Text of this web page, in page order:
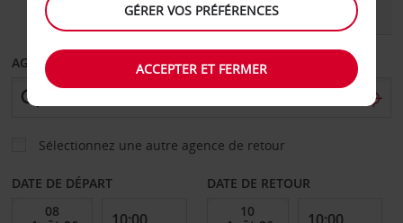
UTILITAIRE
AGENCE DE DÉPART
Sélectionnez une autre agence de retour
DATE DE DÉPART DATE DE RETOUR
GÉRER VOS PRÉFÉRENCES
ACCEPTER ET FERMER